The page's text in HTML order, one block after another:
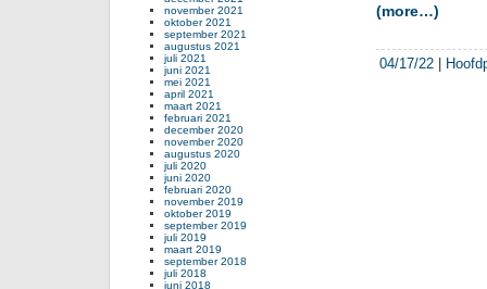
(more…)
04/17/22 |
november 2021
oktober 2021
september 2021
augustus 2021
juli 2021
juni 2021
mei 2021
april 2021
maart 2021
februari 2021
december 2020
november 2020
augustus 2020
juli 2020
juni 2020
februari 2020
november 2019
oktober 2019
september 2019
juli 2019
maart 2019
september 2018
juli 2018
juni 2018